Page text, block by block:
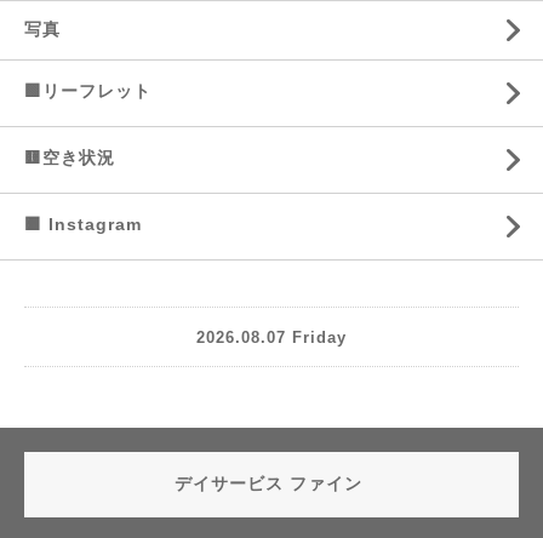
写真
🟩リーフレット
🟨空き状況
🟧 Instagram
2026.08.07 Friday
デイサービス ファイン